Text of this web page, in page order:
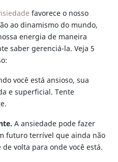
favorece o nosso
ao dinamismo do mundo,
energia de maneira
saber gerenciá-la. Veja 5
você está ansioso, sua
e superficial. Tente
A ansiedade pode fazer
futuro terrível que ainda não
volta para onde você está.